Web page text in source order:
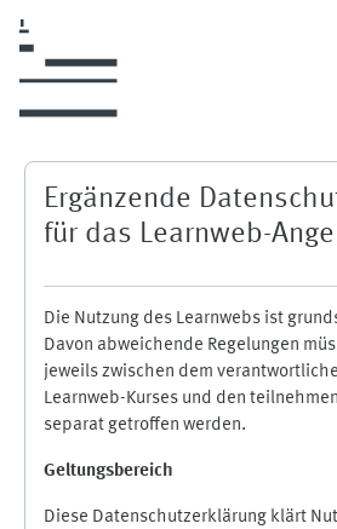
Ergänzende
für das Learnweb-
Die Nutzung des Learnwebs ist
Davon abweichende Regelungen
jeweils zwischen dem
Learnweb-Kurses und den
separat getroffen werden.
Geltungsbereich
Diese Datenschutzerklärung klärt